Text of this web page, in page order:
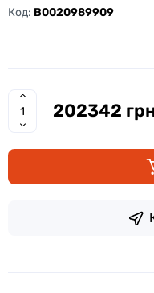
Код: B0020989909
202342